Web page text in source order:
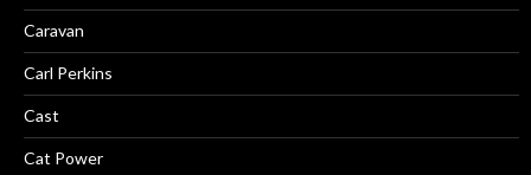
Caravan
Carl Perkins
Cast
Cat Power